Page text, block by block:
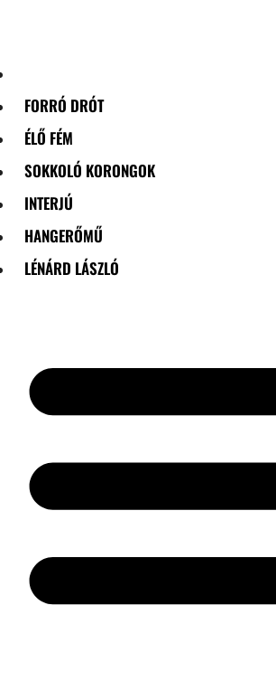
FORRÓ DRÓT
ÉLŐ FÉM
SOKKOLÓ KORONGOK
INTERJÚ
HANGERŐMŰ
LÉNÁRD LÁSZLÓ